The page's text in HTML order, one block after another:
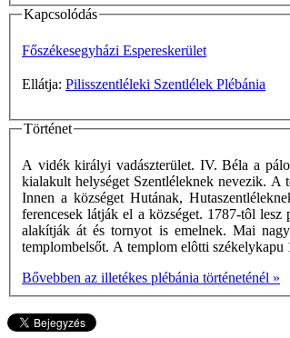
Kapcsolódás
Főszékesegyházi Espereskerület
Ellátja: Pilisszentléleki Szentlélek Plébánia
Történet
A vidék királyi vadászterület. IV. Béla a
kialakult helységet Szentléleknek nevezik. A
Innen a községet Hutának,
ferencesek látják el a községet. 1787-tôl
alakítják át és tornyot is emelnek. Mai
templombelsőt. A templom elôtti székelykapu
Bővebben az illetékes plébánia történeténél »